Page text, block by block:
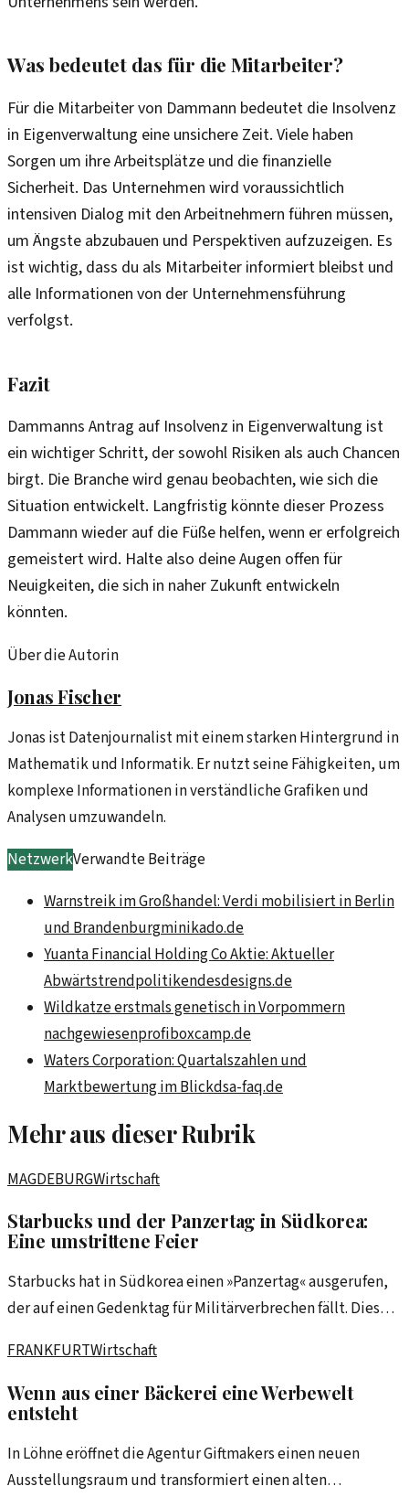
Was bedeutet das für die Mitarbeiter?
Für die Mitarbeiter von Dammann bedeutet die Insolvenz
in Eigenverwaltung eine unsichere Zeit. Viele haben
Sorgen um ihre Arbeitsplätze und die finanzielle
Sicherheit. Das Unternehmen wird voraussichtlich
intensiven Dialog mit den Arbeitnehmern führen müssen,
um Ängste abzubauen und Perspektiven aufzuzeigen. Es
ist wichtig, dass du als Mitarbeiter informiert bleibst und
alle Informationen von der Unternehmensführung
verfolgst.
Fazit
Dammanns Antrag auf Insolvenz in Eigenverwaltung ist
ein wichtiger Schritt, der sowohl Risiken als auch Chancen
birgt. Die Branche wird genau beobachten, wie sich die
Situation entwickelt. Langfristig könnte dieser Prozess
Dammann wieder auf die Füße helfen, wenn er erfolgreich
gemeistert wird. Halte also deine Augen offen für
Neuigkeiten, die sich in naher Zukunft entwickeln
könnten.
Über die Autorin
Jonas Fischer
Jonas ist Datenjournalist mit einem starken Hintergrund in
Mathematik und Informatik. Er nutzt seine Fähigkeiten, um
komplexe Informationen in verständliche Grafiken und
Analysen umzuwandeln.
NetzwerkVerwandte Beiträge
Warnstreik im Großhandel: Verdi mobilisiert in Berlin
und Brandenburgminikado.de
Yuanta Financial Holding Co Aktie: Aktueller
Abwärtstrendpolitikendesdesigns.de
Wildkatze erstmals genetisch in Vorpommern
nachgewiesenprofiboxcamp.de
Waters Corporation: Quartalszahlen und
Marktbewertung im Blickdsa-faq.de
Mehr aus dieser Rubrik
MAGDEBURGWirtschaft
Starbucks und der Panzertag in Südkorea:
Eine umstrittene Feier
Starbucks hat in Südkorea einen »Panzertag« ausgerufen,
der auf einen Gedenktag für Militärverbrechen fällt. Diese
Unternehmen auf.
FRANKFURTWirtschaft
Wenn aus einer Bäckerei eine Werbewelt
entsteht
In Löhne eröffnet die Agentur Giftmakers einen neuen
Ausstellungsraum und transformiert einen alten